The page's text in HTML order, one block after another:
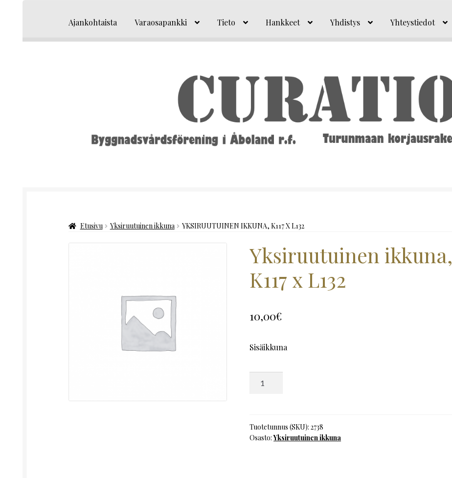
navigointiin
sisältöön
Ajankohtaista Varaosapankki Tieto Hankkeet Yhdistys Yhteystiedot
Etusivu Yksiruutuinen ikkuna YKSIRUUTUINEN IKKUNA, K117 X L132
Yksiruutuinen ikkuna,
K117 x L132
10,00€
Sisäikkuna
L132
määrä
Tuotetunnus (SKU):2738
Osasto:Yksiruutuinen ikkuna